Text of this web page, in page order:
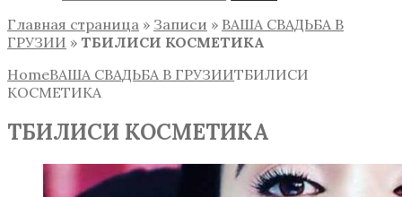
Главная страница » Записи » ВАША СВАДЬБА В
ГРУЗИИ » ТБИЛИСИ КОСМЕТИКА
HomeВАША СВАДЬБА В ГРУЗИИТБИЛИСИ
КОСМЕТИКА
ТБИЛИСИ КОСМЕТИКА